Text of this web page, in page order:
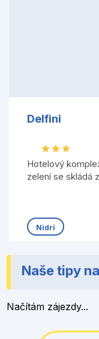
Delfini
Hotelový
zelení se skládá
Nidri
Naše tipy
Načítám zájezdy...